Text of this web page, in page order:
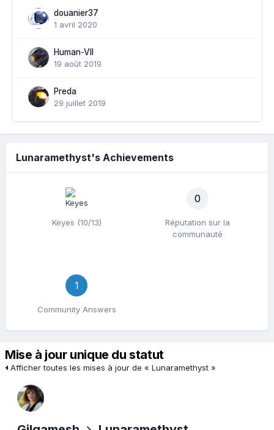
douanier37
1 avril 2020
Human-VII
19 août 2019
Preda
29 juillet 2019
Lunaramethyst's Achievements
Keyes (10/13)
0
Réputation sur la
communauté
1
Community Answers
Mise à jour unique du statut
Afficher toutes les mises à jour de « Lunaramethyst »